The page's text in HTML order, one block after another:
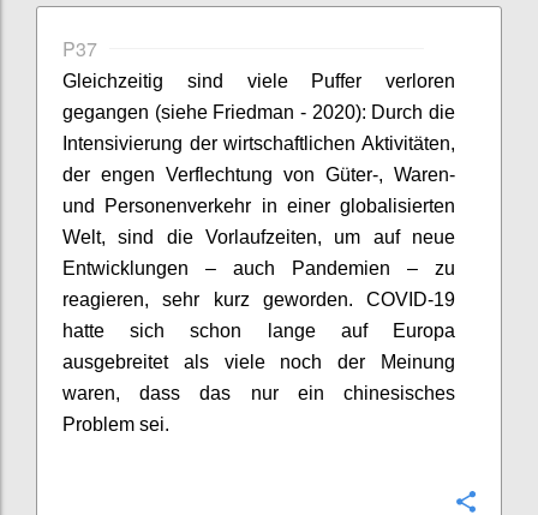
P37
Gleichzeitig sind viele Puffer verloren
gegangen (siehe Friedman - 2020): Durch die
Intensivierung der wirtschaftlichen Aktivitäten,
der engen Verflechtung von Güter-, Waren-
und Personenverkehr in einer globalisierten
Welt, sind die Vorlaufzeiten, um auf neue
Entwicklungen – auch Pandemien – zu
reagieren, sehr kurz geworden. COVID-19
hatte sich schon lange auf Europa
ausgebreitet als viele noch der Meinung
waren, dass das nur ein chinesisches
Problem sei.